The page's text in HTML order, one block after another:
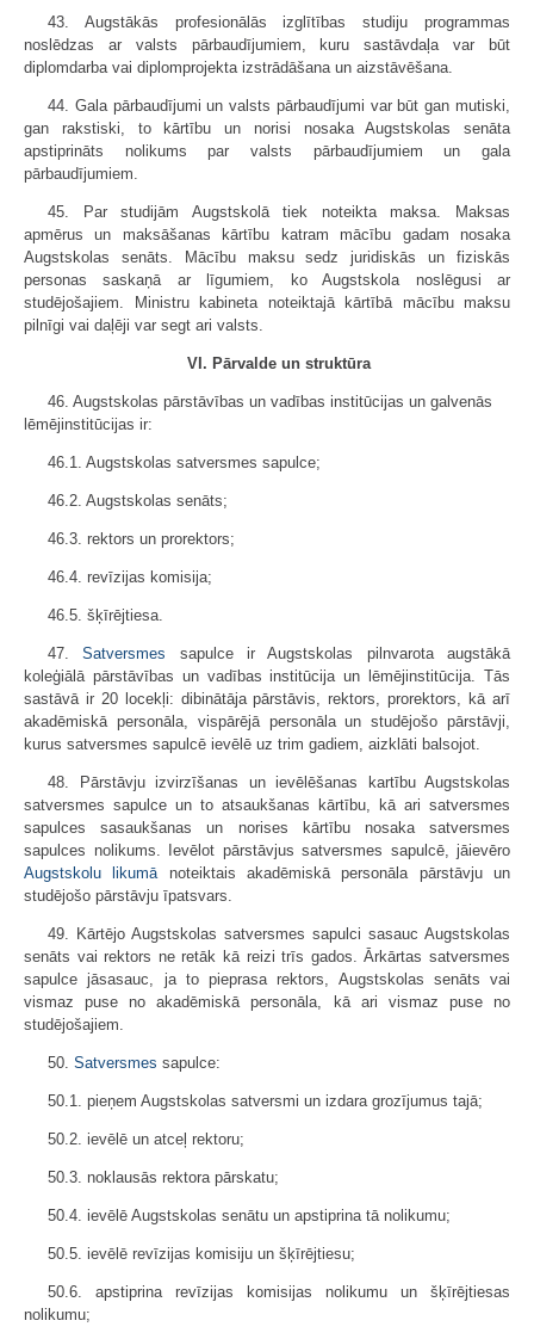
43. Augstākās profesionālās izglītības studiju programmas
noslēdzas ar valsts pārbaudījumiem, kuru sastāvdaļa var būt
diplomdarba vai diplomprojekta izstrādāšana un aizstāvēšana.
44. Gala pārbaudījumi un valsts pārbaudījumi var būt gan mutiski,
gan rakstiski, to kārtību un norisi nosaka Augstskolas senāta
apstiprināts nolikums par valsts pārbaudījumiem un gala
pārbaudījumiem.
45. Par studijām Augstskolā tiek noteikta maksa. Maksas
apmērus un maksāšanas kārtību katram mācību gadam nosaka
Augstskolas senāts. Mācību maksu sedz juridiskās un fiziskās
personas saskaņā ar līgumiem, ko Augstskola noslēgusi ar
studējošajiem. Ministru kabineta noteiktajā kārtībā mācību maksu
pilnīgi vai daļēji var segt ari valsts.
VI. Pārvalde un struktūra
46. Augstskolas pārstāvības un vadības institūcijas un galvenās
lēmējinstitūcijas ir:
46.1. Augstskolas satversmes sapulce;
46.2. Augstskolas senāts;
46.3. rektors un prorektors;
46.4. revīzijas komisija;
46.5. šķīrējtiesa.
47.Satversmes sapulce ir Augstskolas pilnvarota augstākā
koleģiālā pārstāvības un vadības institūcija un lēmējinstitūcija. Tās
sastāvā ir 20 locekļi: dibinātāja pārstāvis, rektors, prorektors, kā arī
akadēmiskā personāla, vispārējā personāla un studējošo pārstāvji,
kurus satversmes sapulcē ievēlē uz trim gadiem, aizklāti balsojot.
48. Pārstāvju izvirzīšanas un ievēlēšanas kartību Augstskolas
satversmes sapulce un to atsaukšanas kārtību, kā ari satversmes
sapulces sasaukšanas un norises kārtību nosaka satversmes
sapulces nolikums. Ievēlot pārstāvjus satversmes sapulcē, jāievēro
Augstskolu likumānoteiktais akadēmiskā personāla pārstāvju un
studējošo pārstāvju īpatsvars.
49. Kārtējo Augstskolas satversmes sapulci sasauc Augstskolas
senāts vai rektors ne retāk kā reizi trīs gados. Ārkārtas satversmes
sapulce jāsasauc, ja to pieprasa rektors, Augstskolas senāts vai
vismaz puse no akadēmiskā personāla, kā ari vismaz puse no
studējošajiem.
50. Satversmes sapulce:
50.1. pieņem Augstskolas satversmi un izdara grozījumus tajā;
50.2. ievēlē un atceļ rektoru;
50.3. noklausās rektora pārskatu;
50.4. ievēlē Augstskolas senātu un apstiprina tā nolikumu;
50.5. ievēlē revīzijas komisiju un šķīrējtiesu;
50.6. apstiprina revīzijas komisijas nolikumu un šķīrējtiesas
nolikumu;